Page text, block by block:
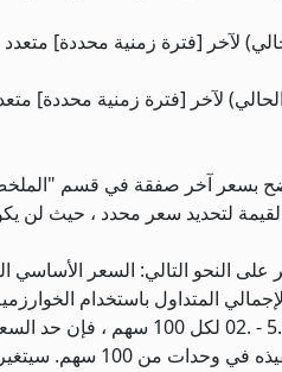
لآخر [فترة زمنية محددة]
بسعر آخر صفقة في قسم
على النحو التالي: السعر
المتداول باستخدام
= 0) سيكون 5.50 دولارات.